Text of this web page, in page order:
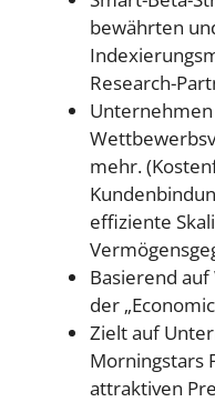
bewährten
Research-
mehr.
effiziente
Basierend
der
Zielt auf
Morningstars
attraktiven